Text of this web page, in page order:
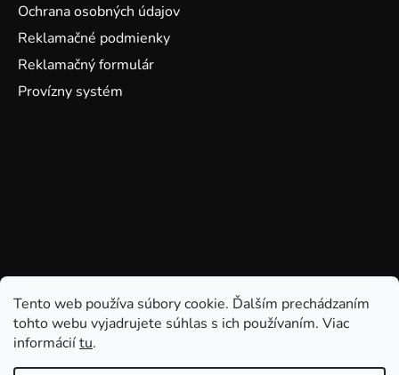
Tento web používa súbory cookie. Ďalším prechádzaním
tohto webu vyjadrujete súhlas s ich používaním. Viac
informáciítu.
Ochrana osobných údajov
Reklamačné podmienky
Reklamačný formulár
Provízny systém